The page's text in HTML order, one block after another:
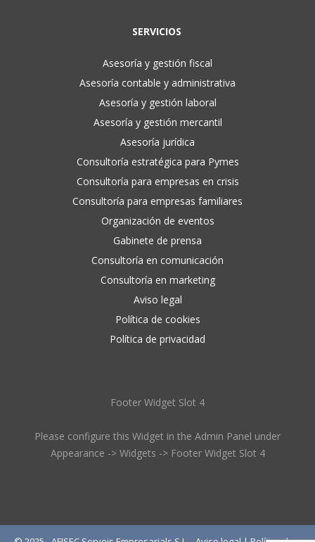
SERVICIOS
Asesoría y gestión fiscal
Asesoría contable y administrativa
Asesoría y gestión laboral
Asesoría y gestión mercantil
Asesoría jurídica
Consultoría estratégica para Pymes
Consultoría para empresas en crisis
Consultoría para empresas familiares
Organización de eventos
Gabinete de prensa
Consultoría en comunicación
Consultoría en marketing
Aviso legal
Política de cookies
Política de privacidad
Footer Widget Slot 4
Please configure this Widget in the Admin Panel under
Appearance -> Widgets -> Footer Widget Slot 4